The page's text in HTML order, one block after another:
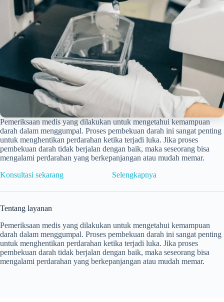
Pemeriksaan medis yang dilakukan untuk mengetahui kemampuan
darah dalam menggumpal. Proses pembekuan darah ini sangat penting
untuk menghentikan perdarahan ketika terjadi luka. Jika proses
pembekuan darah tidak berjalan dengan baik, maka seseorang bisa
mengalami perdarahan yang berkepanjangan atau mudah memar.
Konsultasi sekarang
Selengkapnya
Tentang layanan
Pemeriksaan medis yang dilakukan untuk mengetahui kemampuan
darah dalam menggumpal. Proses pembekuan darah ini sangat penting
untuk menghentikan perdarahan ketika terjadi luka. Jika proses
pembekuan darah tidak berjalan dengan baik, maka seseorang bisa
mengalami perdarahan yang berkepanjangan atau mudah memar.